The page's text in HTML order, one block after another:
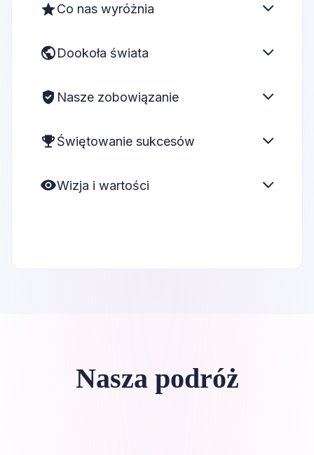
Co nas wyróżnia
Dookoła świata
Nasze zobowiązanie
Świętowanie sukcesów
Wizja i wartości
Nasza podróż